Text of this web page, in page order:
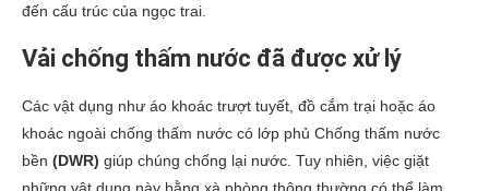
đến cấu trúc của ngọc trai.
Vải chống thấm nước đã được xử lý
Các vật dụng như áo khoác trượt tuyết, đồ cắm trại hoặc áo
khoác ngoài chống thấm nước có lớp phủ Chống thấm nước
bền (DWR) giúp chúng chống lại nước. Tuy nhiên, việc giặt
những vật dụng này bằng xà phòng thông thường có thể làm